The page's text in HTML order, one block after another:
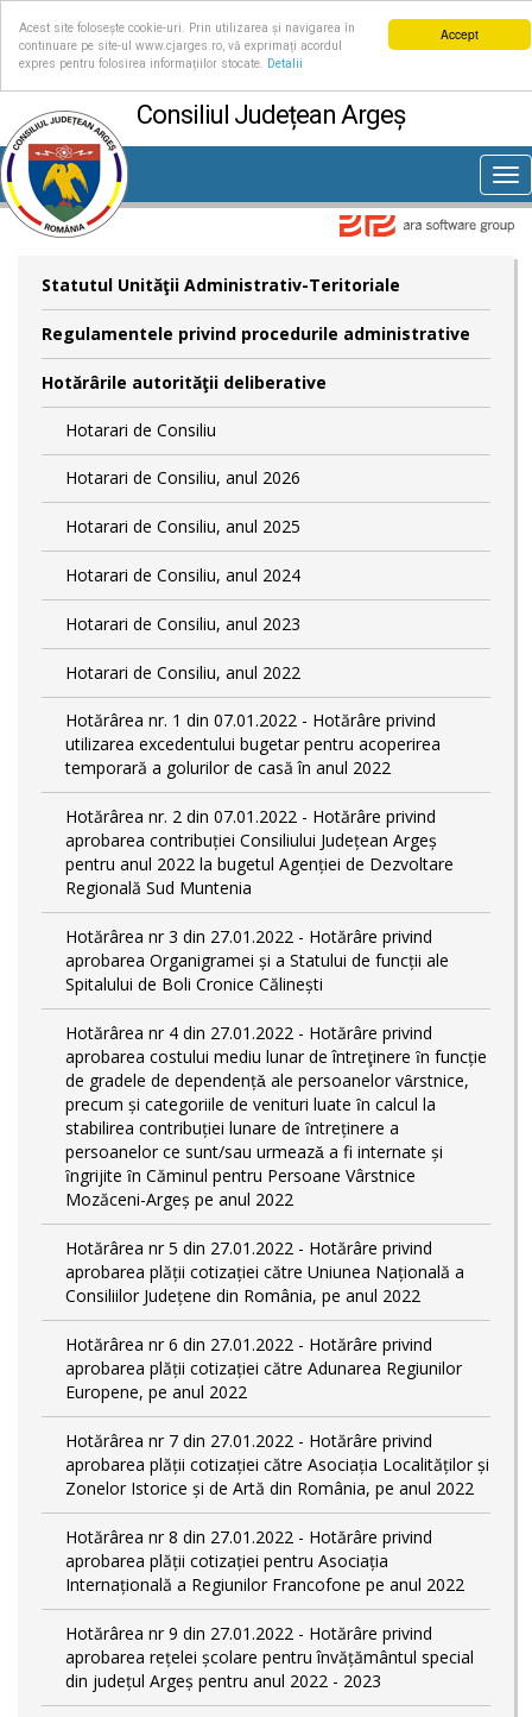
Accept
Acest site folosește cookie-uri. Prin utilizarea și navigarea în
continuare pe site-ul www.cjarges.ro, vă exprimați acordul
expres pentru folosirea informațiilor stocate.
Detalii
Consiliul Județean Argeș
Statutul Unităţii Administrativ-Teritoriale
Regulamentele privind procedurile administrative
Hotărârile autorităţii deliberative
Hotarari de Consiliu
Hotarari de Consiliu, anul 2026
Hotarari de Consiliu, anul 2025
Hotarari de Consiliu, anul 2024
Hotarari de Consiliu, anul 2023
Hotarari de Consiliu, anul 2022
Hotărârea nr. 1 din 07.01.2022 - Hotărâre privind
utilizarea excedentului bugetar pentru acoperirea
temporară a golurilor de casă în anul 2022
Hotărârea nr. 2 din 07.01.2022 - Hotărâre privind
aprobarea contribuției Consiliului Județean Argeș
pentru anul 2022 la bugetul Agenției de Dezvoltare
Regională Sud Muntenia
Hotărârea nr 3 din 27.01.2022 - Hotărâre privind
aprobarea Organigramei și a Statului de funcții ale
Spitalului de Boli Cronice Călinești
Hotărârea nr 4 din 27.01.2022 - Hotărâre privind
aprobarea costului mediu lunar de întreţinere ȋn funcție
de gradele de dependențǎ ale persoanelor vȃrstnice,
precum și categoriile de venituri luate ȋn calcul la
stabilirea contribuției lunare de ȋntreținere a
persoanelor ce sunt/sau urmeazǎ a fi internate și
ȋngrijite ȋn Căminul pentru Persoane Vârstnice
Mozăceni-Argeș pe anul 2022
Hotărârea nr 5 din 27.01.2022 - Hotărâre privind
aprobarea plății cotizației către Uniunea Națională a
Consiliilor Județene din România, pe anul 2022
Hotărârea nr 6 din 27.01.2022 - Hotărâre privind
aprobarea plății cotizației către Adunarea Regiunilor
Europene, pe anul 2022
Hotărârea nr 7 din 27.01.2022 - Hotărâre privind
aprobarea plății cotizației către Asociația Localităților și
Zonelor Istorice și de Artă din România, pe anul 2022
Hotărârea nr 8 din 27.01.2022 - Hotărâre privind
aprobarea plății cotizației pentru Asociația
Internațională a Regiunilor Francofone pe anul 2022
Hotărârea nr 9 din 27.01.2022 - Hotărâre privind
aprobarea rețelei școlare pentru învățământul special
din județul Argeș pentru anul 2022 - 2023